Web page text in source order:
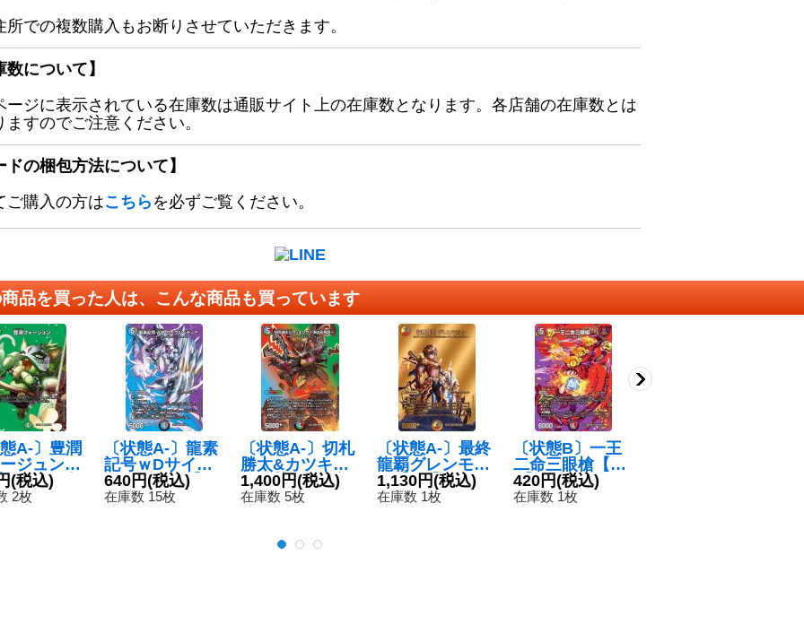
所での複数購入もお断りさせていただきます。
数について】
ージに表示されている在庫数は通販サイト上の在庫数となります。各店舗の在庫数とは
ますのでご注意ください。
ドの梱包方法について】
ご購入の方はこちら を必ずご覧ください。
品を買った人は、こんな商品も買っています
A-〕豊潤
ジュン
{23EX2超
《自
(税込)
2枚
〔状態A-〕龍素
記号ｗDサイク
ルペディア【S
R】{23EX2超7/
640円(税込)
在庫数 15枚
〔状態A-〕切札
勝太&カツキン
グー熱血の物語
ー【DSR】{22E
1,400円(税込)
在庫数 5枚
〔状態A-〕最終
龍覇グレンモル
ト【SR】{22EX
1超G7/超G10}
1,130円(税込)
在庫数 1枚
〔状態B〕一王
二命三眼槍【S
R】{EX17超37/
超40}《多》
420円(税込)
在庫数 1枚